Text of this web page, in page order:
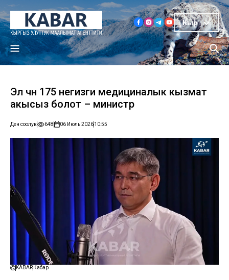
Кыр
Эл үчүн 175 негизги медициналык кызмат
акысыз болот – министр
Ден соолук 648 06 Июль 202610:55
KABAR Кабар